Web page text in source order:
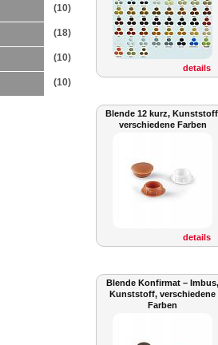
(10)
(18)
(10)
(10)
details
Blende 12 kurz,
verschiedene Farben
details
Blende Konfirmat – Imbus,
Kunststoff, verschiedene
Farben